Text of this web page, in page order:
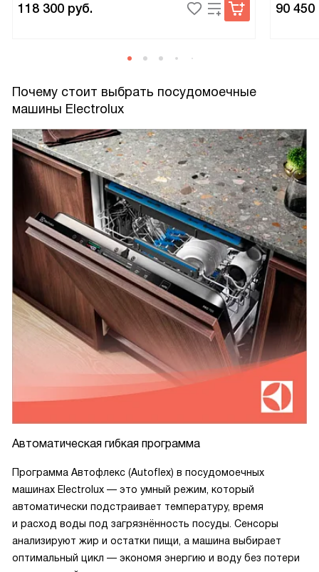
118 300 руб. 90 450
Почему стоит выбрать посудомоечные
машины Electrolux
Автоматическая гибкая программа
Программа Автофлекс (Autoflex) в посудомоечных
машинах Electrolux — это умный режим, который
автоматически подстраивает температуру, время
и расход воды под загрязнённость посуды. Сенсоры
анализируют жир и остатки пищи, а машина выбирает
оптимальный цикл — экономя энергию и воду без потери